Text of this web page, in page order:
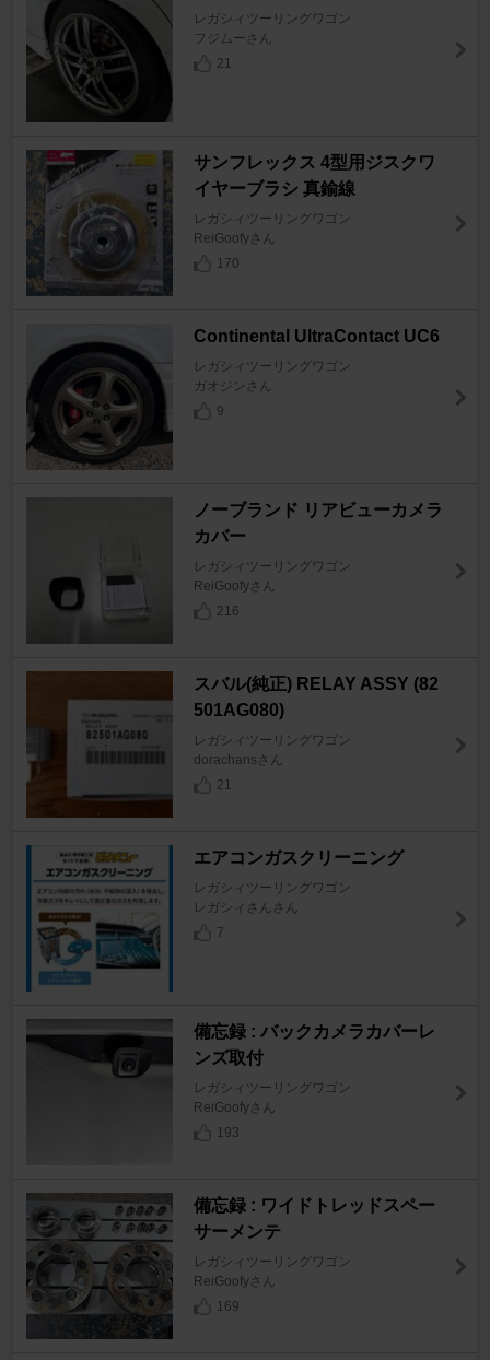
レガシィツーリングワゴン
フジムーさん
21
サンフレックス 4型用ジスクワ
イヤーブラシ 真鍮線
レガシィツーリングワゴン
ReiGoofyさん
170
Continental UltraContact UC6
レガシィツーリングワゴン
ガオジンさん
9
ノーブランド リアビューカメラ
カバー
レガシィツーリングワゴン
ReiGoofyさん
216
スバル(純正) RELAY ASSY (82
501AG080)
レガシィツーリングワゴン
dorachansさん
21
エアコンガスクリーニング
レガシィツーリングワゴン
レガシィさんさん
7
備忘録 : バックカメラカバーレ
ンズ取付
レガシィツーリングワゴン
ReiGoofyさん
193
備忘録 : ワイドトレッドスペー
サーメンテ
レガシィツーリングワゴン
ReiGoofyさん
169